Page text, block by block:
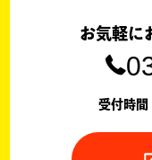
お気軽に
受付時